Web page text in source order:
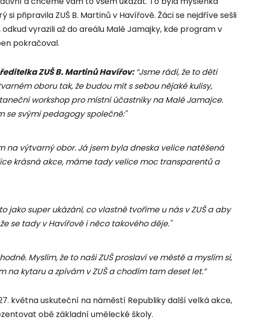
si připravila ZUŠ B. Martinů v Havířově. Žáci se nejdříve sešli
vyrazili až do areálu Malé Jamajky, kde program v
pokračoval.
ZUŠ B. Martinů Havířov:“Jsme rádi, že to děti
oboru tak, že budou mít s sebou nějaké kulisy,
workshop pro místní účastníky na Malé Jamajce.
se svými pedagogy společně:"
na výtvarný obor. Já jsem byla dneska velice natěšená
krásná akce, máme tady velice moc transparentů a
jako super ukázání, co vlastně tvoříme u nás v ZUŠ a aby
se tady v Havířově i něco takového děje."
Myslím, že to naši ZUŠ proslaví ve městě a myslím si,
na kytaru a zpívám v ZUŠ a chodím tam deset let.”
května uskuteční na náměstí Republiky další velká akce,
obě základní umělecké školy.